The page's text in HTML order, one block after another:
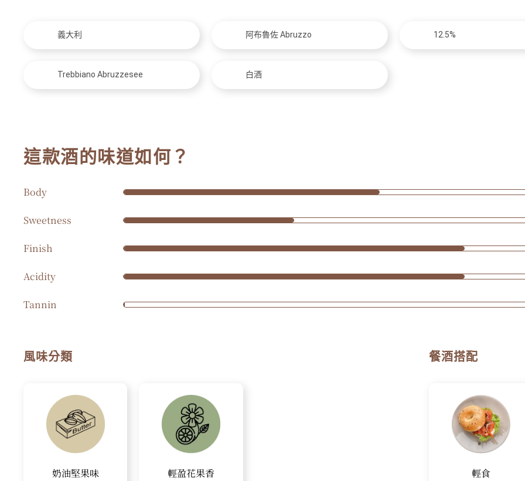
義大利 阿布魯佐 Abruzzo 12.5%
Trebbiano Abruzzesee 白酒
這款酒的味道如何？
Body
Sweetness
Finish
Acidity
Tannin
風味分類
奶油堅果味 輕盈花果香
餐酒搭配
輕食